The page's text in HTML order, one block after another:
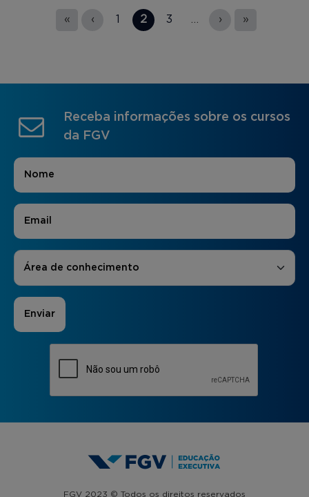
« ‹ 1 2 3 › »
Receba informações sobre os cursos
da FGV
Nome
E-mail
Áreas de Interesse
Área de conhecimento
FGV 2023 © Todos os direitos reservados